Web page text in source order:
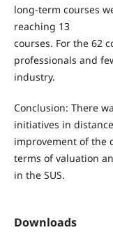
long‑term courses
reaching 13
courses. For the 62
professionals and
industry.
Conclusion: There
initiatives in
improvement of the
terms of valuation
in the SUS.
Downloads